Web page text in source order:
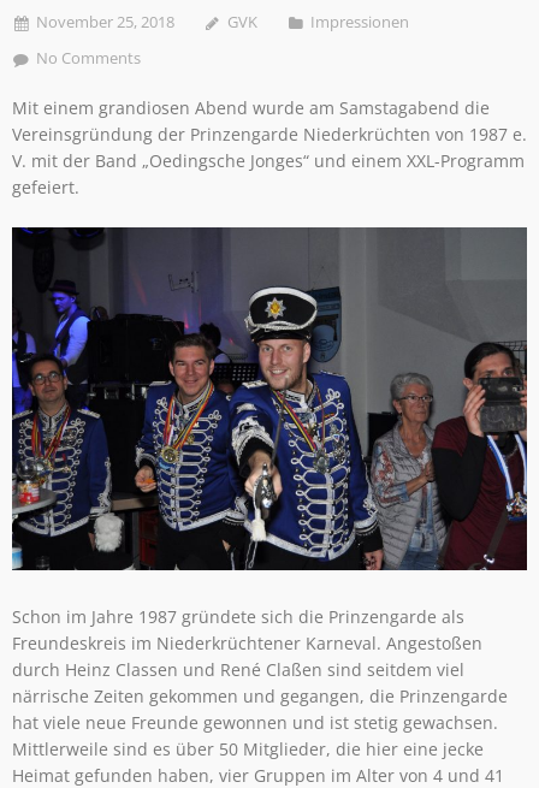
November 25, 2018 GVK
Impressionen
No Comments
Mit einem grandiosen Abend wurde am Samstagabend die
Vereinsgründung der Prinzengarde Niederkrüchten von 1987 e.
V. mit der Band „Oedingsche Jonges“ und einem XXL-Programm
gefeiert.
Schon im Jahre 1987 gründete sich die Prinzengarde als
Freundeskreis im Niederkrüchtener Karneval. Angestoßen
durch Heinz Classen und René Claßen sind seitdem viel
närrische Zeiten gekommen und gegangen, die Prinzengarde
hat viele neue Freunde gewonnen und ist stetig gewachsen.
Mittlerweile sind es über 50 Mitglieder, die hier eine jecke
Heimat gefunden haben, vier Gruppen im Alter von 4 und 41